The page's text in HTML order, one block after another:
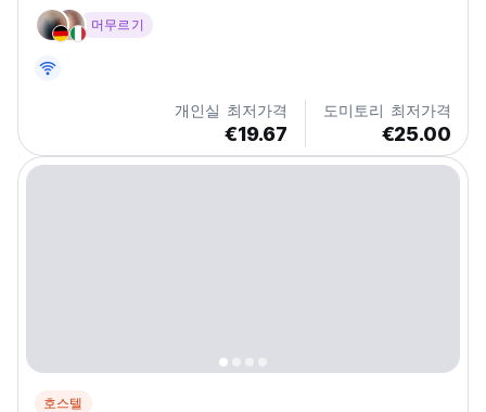
머무르기
개인실 최저가격
€19.67
도미토리 최저가격
€25.00
호스텔